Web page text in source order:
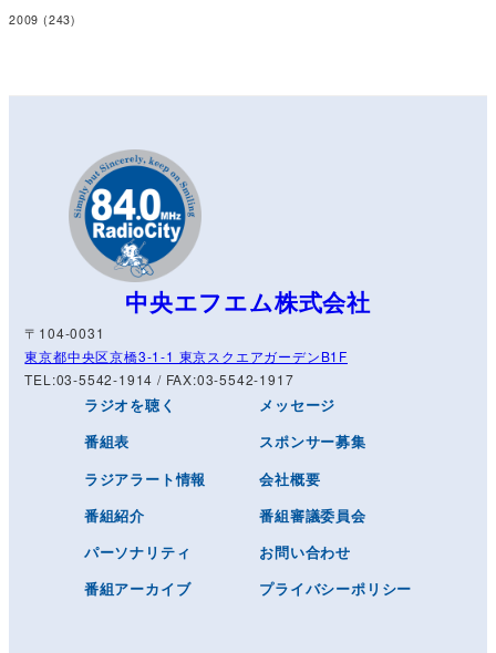
2009 (243)
中央エフエム株式会社
〒104-0031
東京都中央区京橋3-1-1 東京スクエアガーデンB1F
TEL:03-5542-1914 / FAX:03-5542-1917
ラジオを聴く
番組表
ラジアラート情報
番組紹介
パーソナリティ
番組アーカイブ
メッセージ
スポンサー募集
会社概要
番組審議委員会
お問い合わせ
プライバシーポリシー